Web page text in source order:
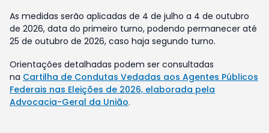
As medidas serão aplicadas de 4 de julho a 4 de outubro
de 2026, data do primeiro turno, podendo permanecer até
25 de outubro de 2026, caso haja segundo turno.
Orientações detalhadas podem ser consultadas
na Cartilha de Condutas Vedadas aos Agentes Públicos
Federais nas Eleições de 2026, elaborada pela
Advocacia-Geral da União.